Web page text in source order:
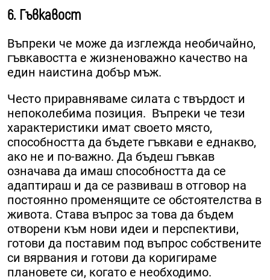
6. Гъвкавост
Въпреки че може да изглежда необичайно,
гъвкавостта е жизненоважно качество на
един наистина добър мъж.
Често приравняваме силата с твърдост и
непоколебима позиция. Въпреки че тези
характеристики имат своето място,
способността да бъдете гъвкави е еднакво,
ако не и по-важно. Да бъдеш гъвкав
означава да имаш способността да се
адаптираш и да се развиваш в отговор на
постоянно променящите се обстоятелства в
живота. Става въпрос за това да бъдем
отворени към нови идеи и перспективи,
готови да поставим под въпрос собствените
си вярвания и готови да коригираме
плановете си, когато е необходимо.